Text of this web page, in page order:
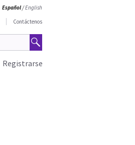
Español/English
Contáctenos
Registrarse